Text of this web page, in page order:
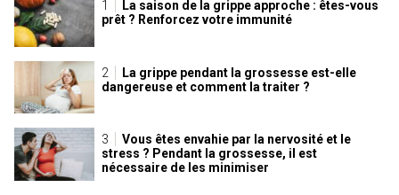
La saison de la grippe approche : êtes-vous
prêt ? Renforcez votre immunité
La grippe pendant la grossesse est-elle
dangereuse et comment la traiter ?
Vous êtes envahie par la nervosité et le
stress ? Pendant la grossesse, il est
nécessaire de les minimiser